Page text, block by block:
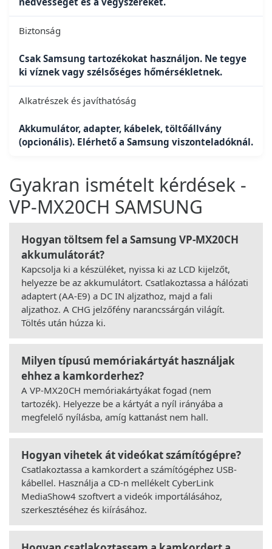
Biztonság
Csak Samsung tartozékokat használjon. Ne tegye
ki víznek vagy szélsőséges hőmérsékletnek.
Alkatrészek és javíthatóság
Akkumulátor, adapter, kábelek, töltőállvány
(opcionális). Elérhető a Samsung viszonteladóknál.
Gyakran ismételt kérdések -
VP-MX20CH SAMSUNG
Hogyan töltsem fel a Samsung VP-MX20CH
akkumulátorát?
Kapcsolja ki a készüléket, nyissa ki az LCD kijelzőt,
helyezze be az akkumulátort. Csatlakoztassa a hálózati
adaptert (AA-E9) a DC IN aljzathoz, majd a fali
aljzathoz. A CHG jelzőfény narancssárgán világít.
Töltés után húzza ki.
Milyen típusú memóriakártyát használjak
ehhez a kamkorderhez?
A VP-MX20CH memóriakártyákat fogad (nem
tartozék). Helyezze be a kártyát a nyíl irányába a
megfelelő nyílásba, amíg kattanást nem hall.
Hogyan vihetek át videókat számítógépre?
Csatlakoztassa a kamkordert a számítógéphez USB-
kábellel. Használja a CD-n mellékelt CyberLink
MediaShow4 szoftvert a videók importálásához,
szerkesztéséhez és kiírásához.